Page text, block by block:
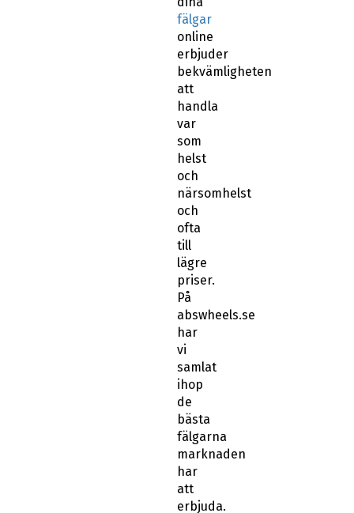
fälgar
online
erbjuder
bekvämligheten
att
handla
var
som
helst
och
närsomhelst
och
ofta
till
lägre
priser.
På
abswheels.se
har
vi
samlat
ihop
de
bästa
fälgarna
marknaden
har
att
erbjuda.